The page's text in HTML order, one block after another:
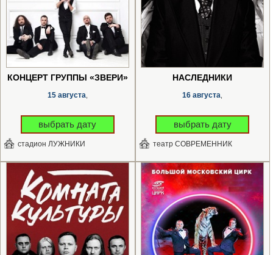
КОНЦЕРТ ГРУППЫ «ЗВЕРИ»
15 августа
выбрать дату
стадион ЛУЖНИКИ
НАСЛЕДНИКИ
16 августа
выбрать дату
театр СОВРЕМЕННИК